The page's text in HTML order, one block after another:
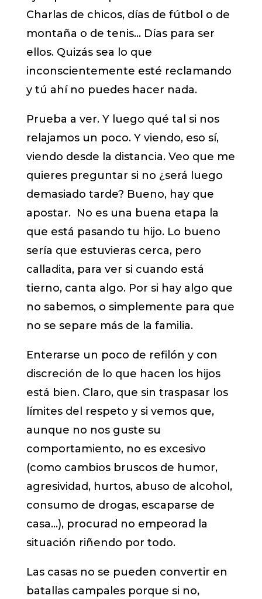
Charlas de chicos, días de fútbol o de
montaña o de tenis… Días para ser
ellos. Quizás sea lo que
inconscientemente esté reclamando
y tú ahí no puedes hacer nada.
Prueba a ver. Y luego qué tal si nos
relajamos un poco. Y viendo, eso sí,
viendo desde la distancia. Veo que me
quieres preguntar si no ¿será luego
demasiado tarde? Bueno, hay que
apostar. No es una buena etapa la
que está pasando tu hijo. Lo bueno
sería que estuvieras cerca, pero
calladita, para ver si cuando está
tierno, canta algo. Por si hay algo que
no sabemos, o simplemente para que
no se separe más de la familia.
Enterarse un poco de refilón y con
discreción de lo que hacen los hijos
está bien. Claro, que sin traspasar los
límites del respeto y si vemos que,
aunque no nos guste su
comportamiento, no es excesivo
(como cambios bruscos de humor,
agresividad, hurtos, abuso de alcohol,
consumo de drogas, escaparse de
casa…), procurad no empeorad la
situación riñendo por todo.
Las casas no se pueden convertir en
batallas campales porque si no,